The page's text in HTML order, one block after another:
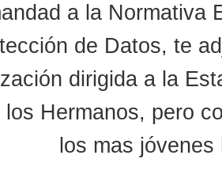
a la Normativa
de Datos, te
dirigida a la
los Hermanos, pero
los mas